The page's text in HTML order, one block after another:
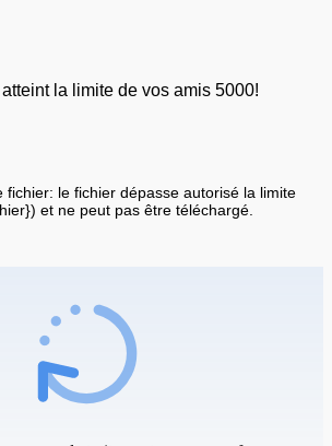
la limite de vos amis 5000!
fichier: le fichier dépasse autorisé la limite
et ne peut pas être téléchargé.